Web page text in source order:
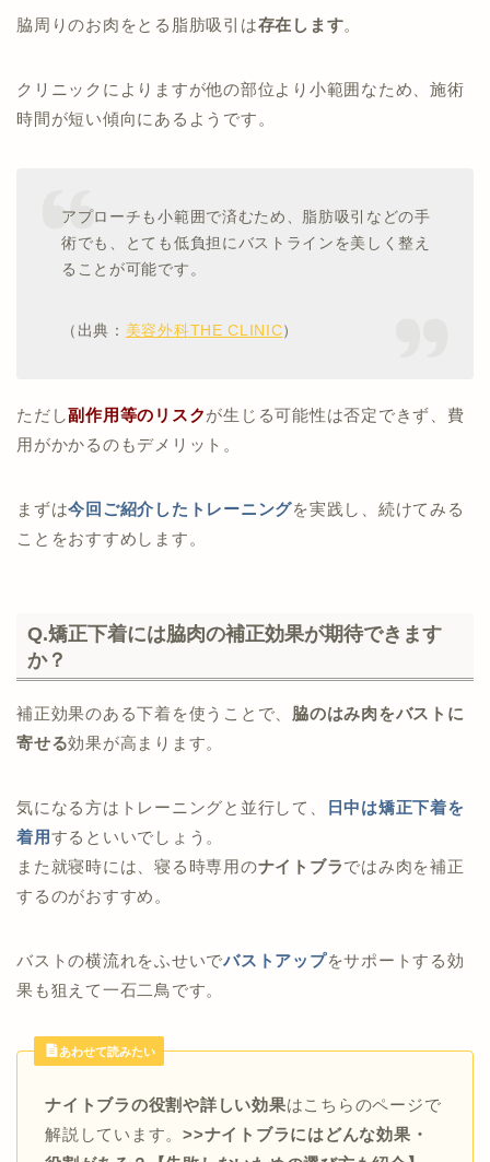
脇周りのお肉をとる脂肪吸引は存在します。
クリニックによりますが他の部位より小範囲なため、施術
時間が短い傾向にあるようです。
アプローチも小範囲で済むため、脂肪吸引などの手
術でも、とても低負担にバストラインを美しく整え
ることが可能です。
（出典： 美容外科THE CLINIC）
ただし副作用等のリスクが生じる可能性は否定できず、費
用がかかるのもデメリット。
まずは今回ご紹介したトレーニングを実践し、続けてみる
ことをおすすめします。
Q.矯正下着には脇肉の補正効果が期待できます
か？
補正効果のある下着を使うことで、 脇のはみ肉をバストに
寄せる効果が高まります。
気になる方はトレーニングと並行して、
日中は矯正下着を
着用するといいでしょう。
また就寝時には、寝る時専用のナイトブラではみ肉を補正
するのがおすすめ。
バストの横流れをふせいでバストアップをサポートする効
果も狙えて一石二鳥です。
あわせて読みたい
ナイトブラの役割や詳しい効果はこちらのページで
解説しています。>>ナイトブラにはどんな効果・